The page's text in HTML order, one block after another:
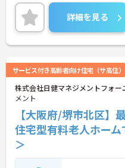
の業務からスタートし、無理
験を積むことができ、ゆくゆ
ップアップすることも可能で
時間程度と少なく、連続休暇
される独自の制度や、自由診
時間連携の訪問診療医もいる
い方へのケアもチームで安心
す。
★おすすめPOINT★
【無理なくステップアップで
・実務未経験からでも挑戦可
詳細を見る
サービス付き高齢者向け住宅（サ高住）
株式会社日健マネジメントフォー
メント
【大阪府/堺市北区
住宅型有料老人ホー
＞